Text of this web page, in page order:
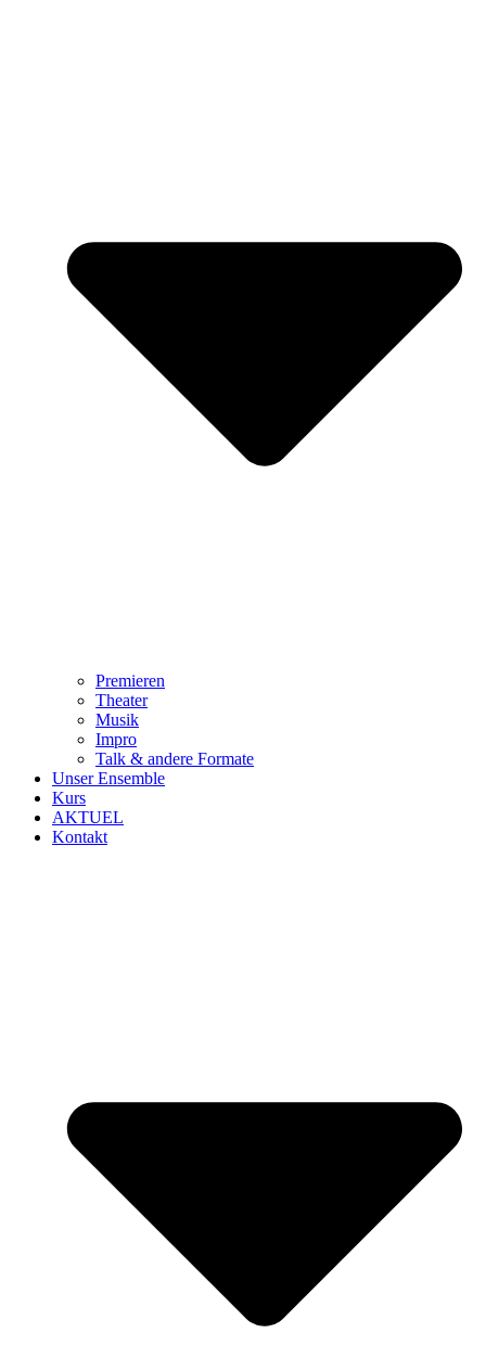
Premieren
Theater
Musik
Impro
Talk & andere Formate
Unser Ensemble
Kurs
AKTUEL
Kontakt